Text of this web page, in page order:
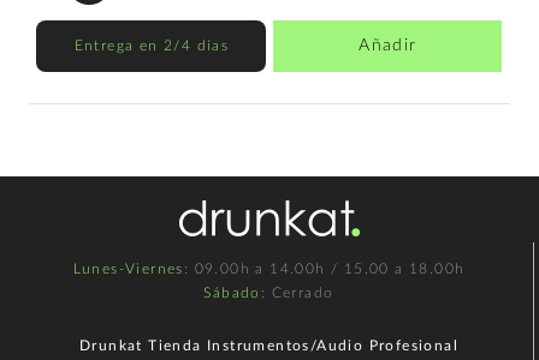
Entrega en 2/4 días Añadir
Lunes-Viernes : 09.00h a 14.00h / 15.00 a 18.00h
Sábado : Cerrado
Drunkat Tienda Instrumentos/Audio Profesional